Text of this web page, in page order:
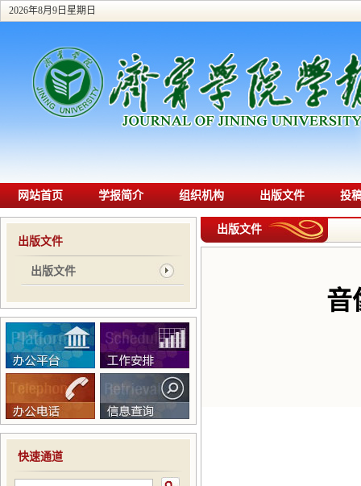
2026年8月9日星期日
网站首页 学报简介 组织机构 出版文件 投
出版文件
出版文件
快速通道
出版文件
音